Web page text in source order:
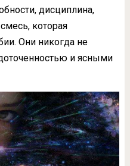
дисциплина,
которая
Они никогда не
и ясными